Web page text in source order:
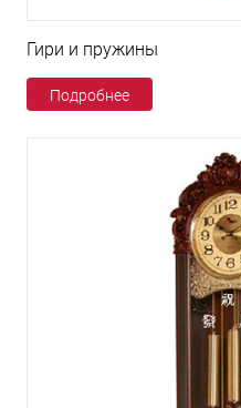
Гири и пружины
Подробнее